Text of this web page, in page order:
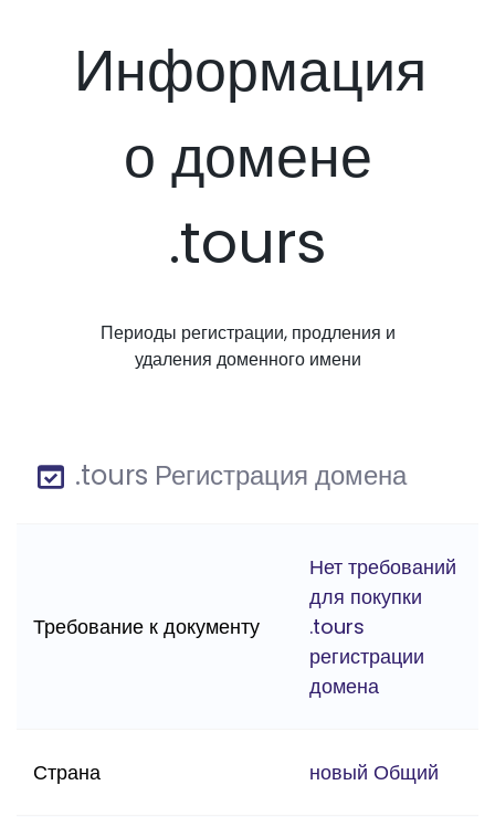
Информация
о домене
.tours
Периоды регистрации, продления и
удаления доменного имени
.tours Регистрация домена
Требование к документу
Нет требований
для покупки
.tours
регистрации
домена
Страна новый Общий